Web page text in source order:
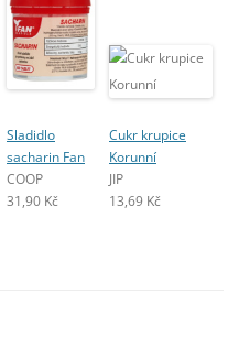
Sladidlo
sacharin Fan
COOP
31,90 Kč
Cukr krupice
Korunní
JIP
13,69 Kč